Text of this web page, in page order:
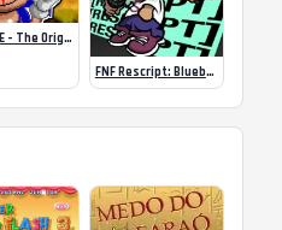
Sonic.EXE – The Original Game Online
FNF Rescript: Blueballed